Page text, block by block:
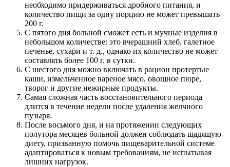
необходимо придерживаться дробного питания, и
количество пищи за одну порцию не может превышать
200 г.
С пятого дня больной сможет есть и мучные изделия в
небольшом количестве: это вчерашний хлеб, галетное
печенье, сухари и т. д., однако их количество не может
составлять более 100 г. в сутки.
С шестого дня можно включать в рацион протертые
каши, измельченное вареное мясо, овощное пюре,
творог и другие нежирные продукты.
Самая сложная часть восстановительного периода
длится в течение недели после удаления желчного
пузыря.
После восьмого дня, и на протяжении следующих
полутора месяцев больной должен соблюдать щадящую
диету, призванную помочь пищеварительной системе
адаптироваться к новым требованиям, не испытывая
лишних нагрузок.